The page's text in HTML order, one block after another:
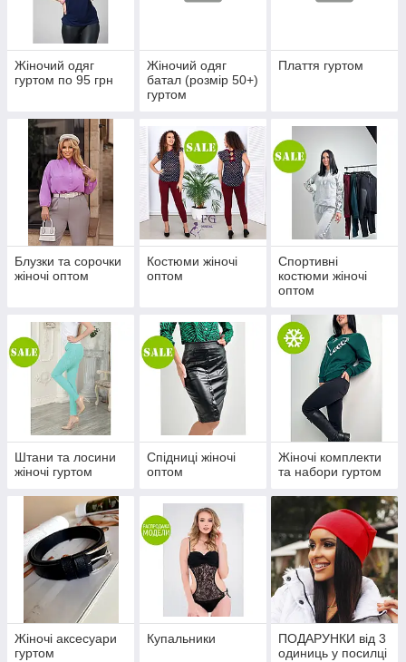
Жіночий одяг
гуртом по 95 грн
Жіночий одяг
батал (розмір 50+)
гуртом
Плаття гуртом
Блузки та сорочки
жіночі оптом
Костюми жіночі
оптом
Спортивні
костюми жіночі
оптом
Штани та лосини
жіночі гуртом
Спідниці жіночі
оптом
Жіночі комплекти
та набори гуртом
Жіночі аксесуари
гуртом
Купальники
ПОДАРУНКИ від 3
одиниць у посилці